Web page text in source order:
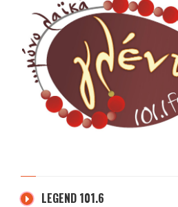
LEGEND 101.6